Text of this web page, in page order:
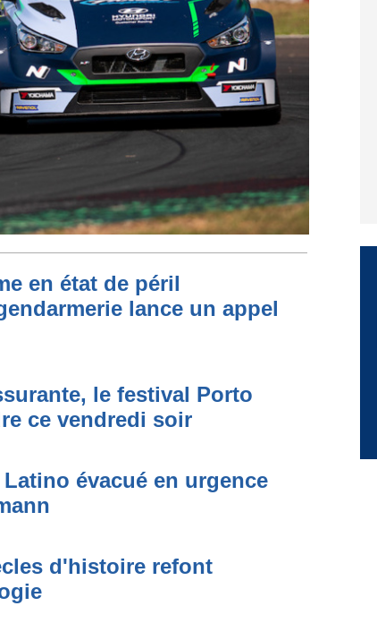
en état de péril
lance un appel
le festival Porto
ce vendredi soir
évacué en urgence
d'histoire refont